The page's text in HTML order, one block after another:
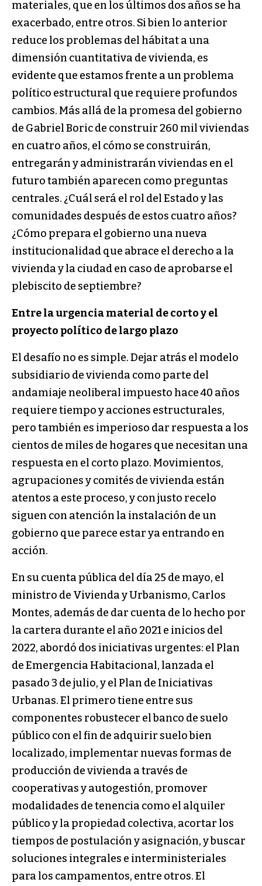
materiales, que en los últimos dos años se ha
exacerbado, entre otros. Si bien lo anterior
reduce los problemas del hábitat a una
dimensión cuantitativa de vivienda, es
evidente que estamos frente a un problema
político estructural que requiere profundos
cambios. Más allá de la promesa del gobierno
de Gabriel Boric de construir 260 mil viviendas
en cuatro años, el cómo se construirán,
entregarán y administrarán viviendas en el
futuro también aparecen como preguntas
centrales. ¿Cuál será el rol del Estado y las
comunidades después de estos cuatro años?
¿Cómo prepara el gobierno una nueva
institucionalidad que abrace el derecho a la
vivienda y la ciudad en caso de aprobarse el
plebiscito de septiembre?
Entre la urgencia material de corto y el
proyecto político de largo plazo
El desafío no es simple. Dejar atrás el modelo
subsidiario de vivienda como parte del
andamiaje neoliberal impuesto hace 40 años
requiere tiempo y acciones estructurales,
pero también es imperioso dar respuesta a los
cientos de miles de hogares que necesitan una
respuesta en el corto plazo. Movimientos,
agrupaciones y comités de vivienda están
atentos a este proceso, y con justo recelo
siguen con atención la instalación de un
gobierno que parece estar ya entrando en
acción.
En su cuenta pública del día 25 de mayo, el
ministro de Vivienda y Urbanismo, Carlos
Montes, además de dar cuenta de lo hecho por
la cartera durante el año 2021 e inicios del
2022, abordó dos iniciativas urgentes: el Plan
de Emergencia Habitacional, lanzada el
pasado 3 de julio, y el Plan de Iniciativas
Urbanas. El primero tiene entre sus
componentes robustecer el banco de suelo
público con el fin de adquirir suelo bien
localizado, implementar nuevas formas de
producción de vivienda a través de
cooperativas y autogestión, promover
modalidades de tenencia como el alquiler
público y la propiedad colectiva, acortar los
tiempos de postulación y asignación, y buscar
soluciones integrales e interministeriales
para los campamentos, entre otros. El